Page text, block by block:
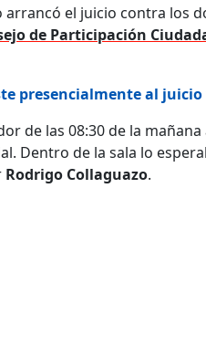
arrancó el juicio contra los
de Participación
presencialmente al
de las 08:30 de la
Dentro de la sala lo
Rodrigo Collaguazo.